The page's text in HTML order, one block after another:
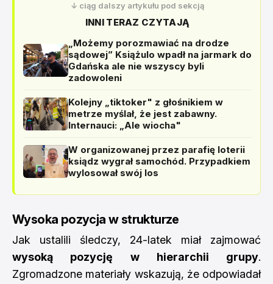
↓ ciąg dalszy artykułu pod sekcją
INNI TERAZ CZYTAJĄ
„Możemy porozmawiać na drodze
sądowej” Książulo wpadł na jarmark do
Gdańska ale nie wszyscy byli
zadowoleni
Kolejny „tiktoker" z głośnikiem w
metrze myślał, że jest zabawny.
Internauci: „Ale wiocha"
W organizowanej przez parafię loterii
ksiądz wygrał samochód. Przypadkiem
wylosował swój los
Wysoka pozycja w strukturze
Jak ustalili śledczy, 24-latek miał zajmować
wysoką pozycję w hierarchii grupy.
Zgromadzone materiały wskazują, że odpowiadał